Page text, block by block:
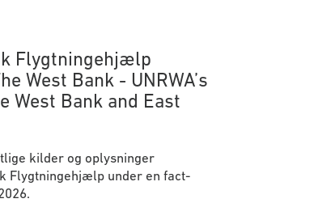
Flygtningehjælp
West Bank - UNRWA’s
West Bank and East
kilder og oplysninger
Flygtningehjælp under en fact-